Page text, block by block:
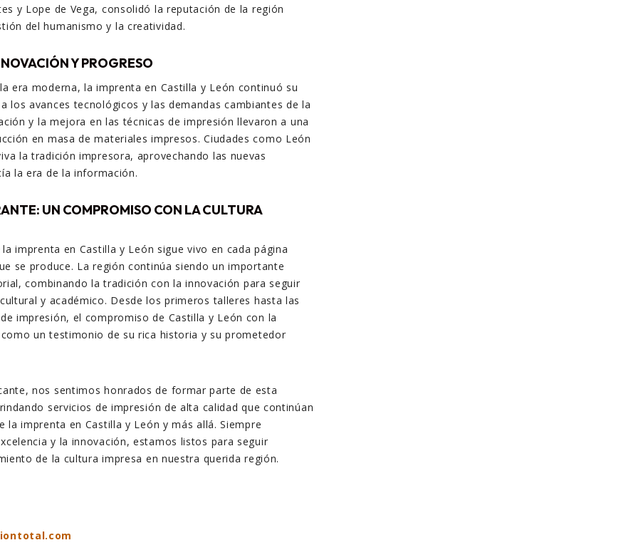
y Lope de Vega, consolidó la reputación de la región
del humanismo y la creatividad.
Y PROGRESO
era moderna, la imprenta en Castilla y León continuó su
los avances tecnológicos y las demandas cambiantes de la
y la mejora en las técnicas de impresión llevaron a una
en masa de materiales impresos. Ciudades como León
la tradición impresora, aprovechando las nuevas
la era de la información.
UN COMPROMISO CON LA CULTURA
imprenta en Castilla y León sigue vivo en cada página
se produce. La región continúa siendo un importante
combinando la tradición con la innovación para seguir
y académico. Desde los primeros talleres hasta las
impresión, el compromiso de Castilla y León con la
un testimonio de su rica historia y su prometedor
nos sentimos honrados de formar parte de esta
servicios de impresión de alta calidad que continúan
la imprenta en Castilla y León y más allá. Siempre
y la innovación, estamos listos para seguir
de la cultura impresa en nuestra querida región.